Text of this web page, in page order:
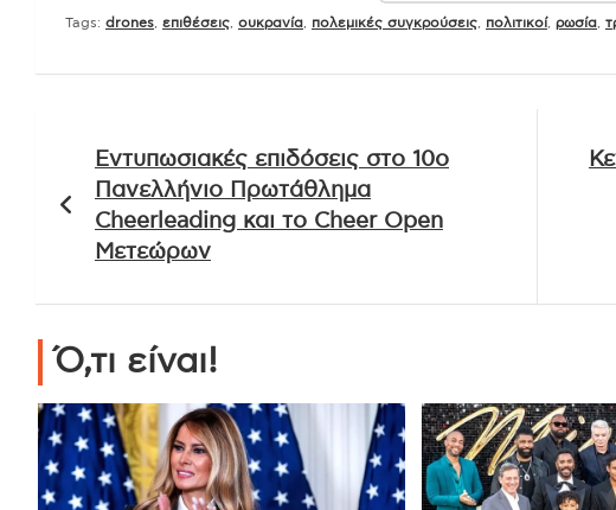
Tags: drones επιθέσεις ουκρανία πολεμικές συγκρούσεις πολιτικοί, ρωσία
άρθρων
Εντυπωσιακές επιδόσεις στο 10ο
Πανελλήνιο Πρωτάθλημα
Cheerleading και το Cheer Open
Μετεώρων
Ό,τι είναι!